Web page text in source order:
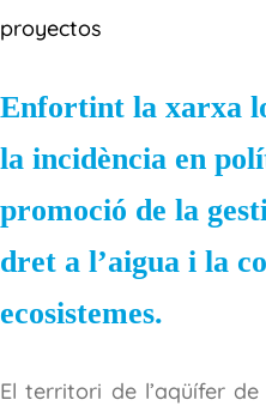
proyectos
Enfortint la xarxa
la incidència en
promoció de la
dret a l’aigua i la
ecosistemes.
El territori de l’aqüífer